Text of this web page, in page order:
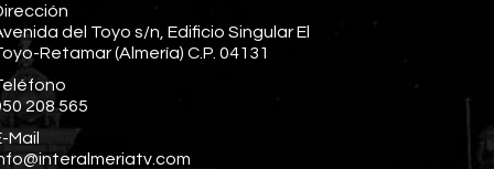
del Toyo s/n, Edificio Singular El
Retamar (Almería) C.P. 04131
208 565
Mail